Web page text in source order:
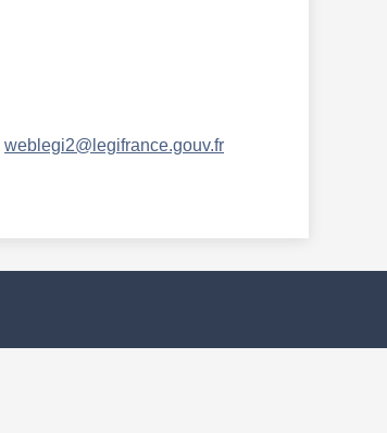
weblegi2@legifrance.gouv.fr